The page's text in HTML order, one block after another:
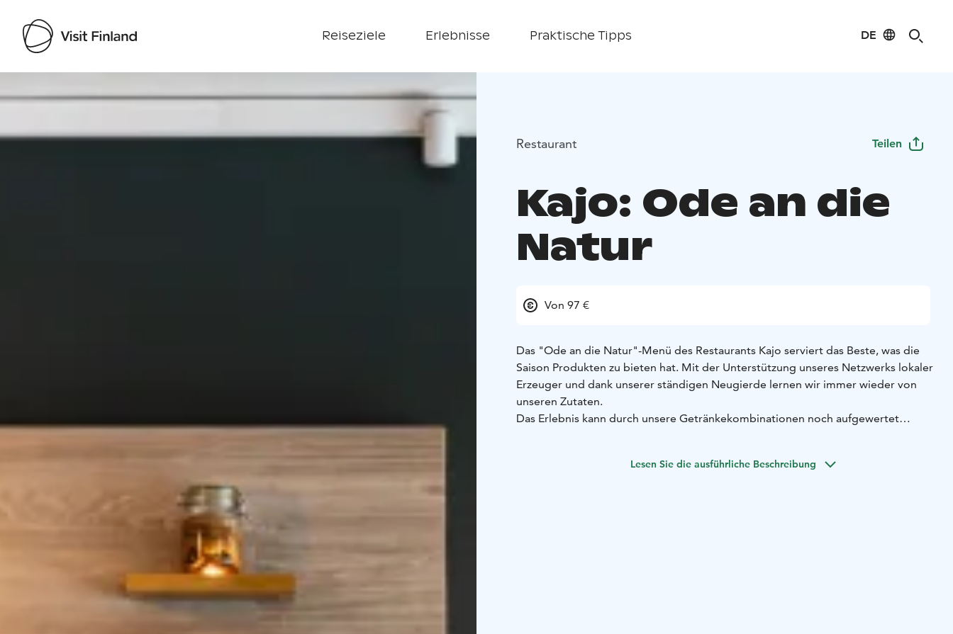
Reiseziele Erlebnisse Praktische Tipps DE
Visit Finland
Restaurant Teilen
Kajo: Ode an die
Natur
Von 97 €
Das "Ode an die Natur"-Menü des Restaurants Kajo serviert das Beste, was die
Saison Produkten zu bieten hat. Mit der Unterstützung unseres Netzwerks lokaler
Erzeuger und dank unserer ständigen Neugierde lernen wir immer wieder von
unseren Zutaten.
Das Erlebnis kann durch unsere Getränkekombinationen noch aufgewertet
Lesen Sie die ausführliche Beschreibung